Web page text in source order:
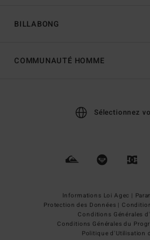
BILLABONG
COMMUNAUTÉ HOMME
Sélectionnez
Informations Loi Agec |
Protection des Données |
Conditions Générales
Conditions Générales du
Politique d'Utilisation